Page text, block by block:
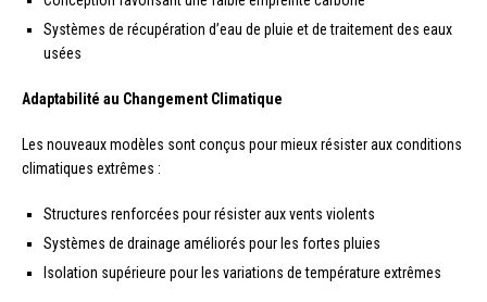
Systèmes de récupération d’eau de pluie et de traitement des eaux
usées
Adaptabilité au Changement Climatique
Les nouveaux modèles sont conçus pour mieux résister aux conditions
climatiques extrêmes :
Structures renforcées pour résister aux vents violents
Systèmes de drainage améliorés pour les fortes pluies
Isolation supérieure pour les variations de température extrêmes